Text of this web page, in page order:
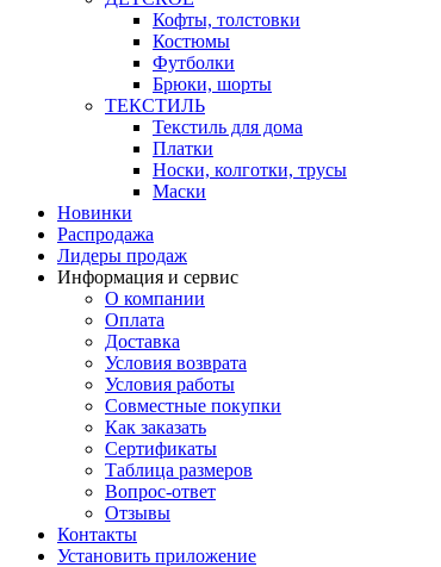
Кофты, толстовки
Костюмы
Футболки
Брюки, шорты
ТЕКСТИЛЬ
Текстиль для дома
Платки
Носки, колготки, трусы
Маски
Новинки
Распродажа
Лидеры продаж
Информация и сервис
О компании
Оплата
Доставка
Условия возврата
Условия работы
Совместные покупки
Как заказать
Сертификаты
Таблица размеров
Вопрос-ответ
Отзывы
Контакты
Установить приложение